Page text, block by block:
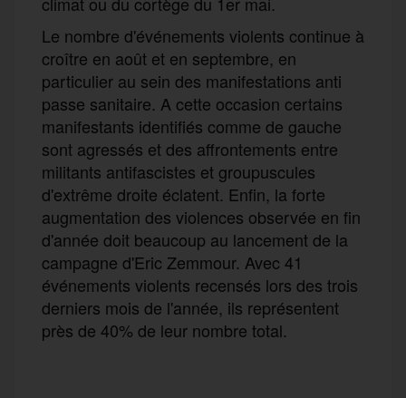
Le nombre d'événements violents continue à
croître en août et en septembre, en
particulier au sein des manifestations anti
passe sanitaire. A cette occasion certains
manifestants identifiés comme de gauche
sont agressés et des affrontements entre
militants antifascistes et groupuscules
d'extrême droite éclatent. Enfin, la forte
augmentation des violences observée en fin
d'année doit beaucoup au lancement de la
campagne d'Eric Zemmour. Avec 41
événements violents recensés lors des trois
derniers mois de l'année, ils représentent
près de 40% de leur nombre total.